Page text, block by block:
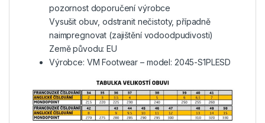
pozornost doporučení výrobce
Vysušit obuv, odstranit nečistoty, případně
naimpregnovat (zajištění vodoodpudivosti)
Země původu: EU
Výrobce: VM Footwear – model: 2045-S1PLESD